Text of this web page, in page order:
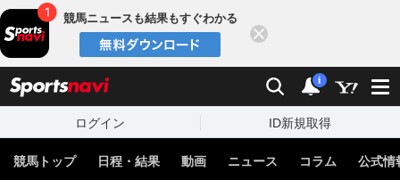
競馬ニュースも結果もすぐわかる
検索 通知
i
ログイン ID新規取得
競馬トップ 日程・結果 動画 ニュース コラム 公式情